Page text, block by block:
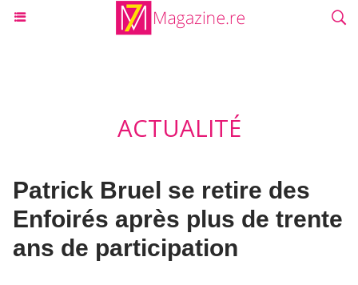
ACTUALITÉ
Patrick Bruel se retire des
Enfoirés après plus de trente
ans de participation